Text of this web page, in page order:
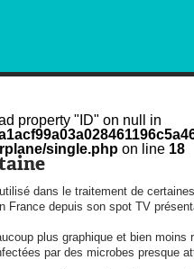
MARKETING AND OUT OF HOME
property "ID" on null in
single.php on line 18
dans le traitement de
France depuis son spot TV
plus graphique et bien
par des microbes presque